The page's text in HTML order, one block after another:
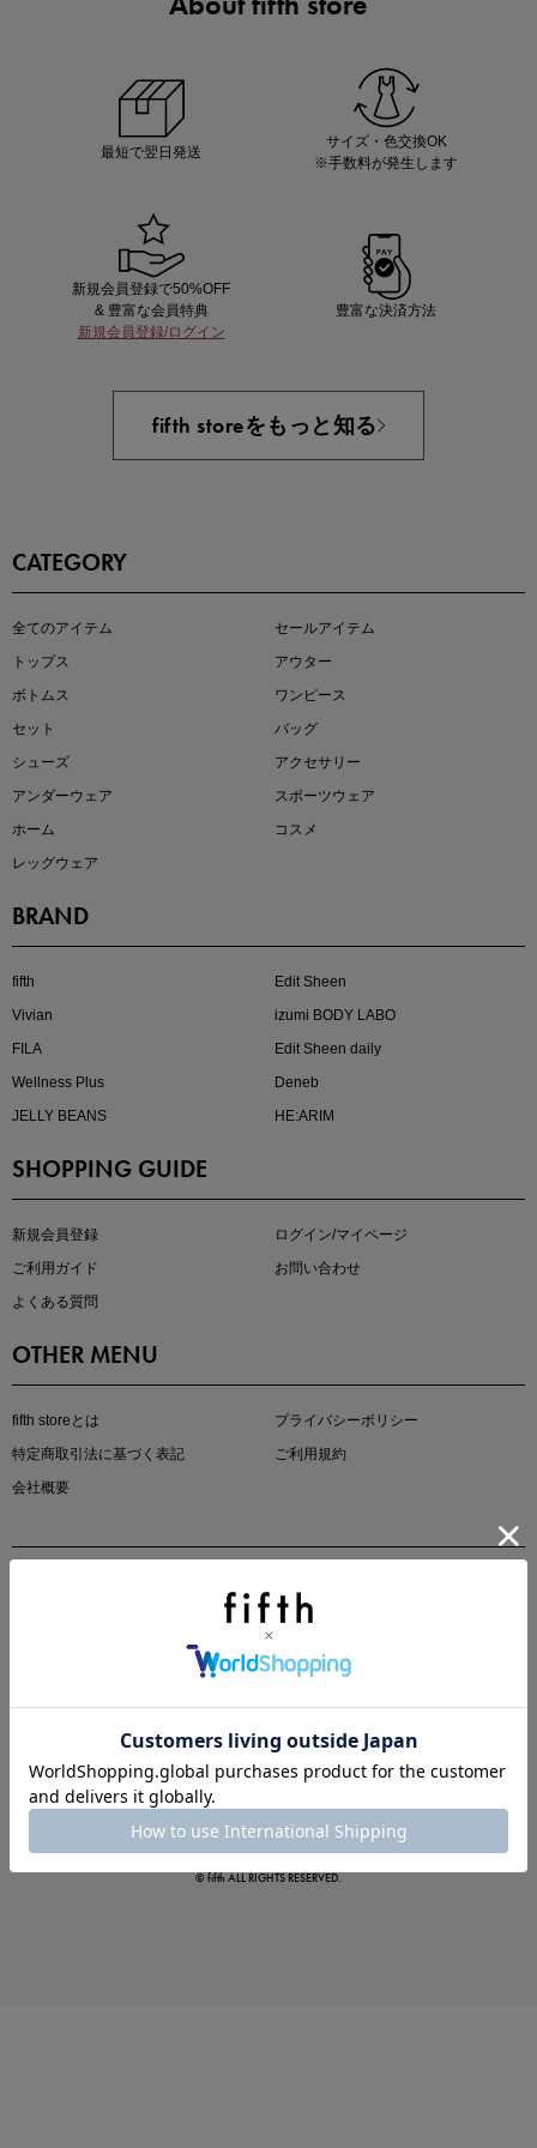
即戦力アイテム続々対象
注目の新作が販売開始
kokoさんセレクト
今季の注目アイテムをご紹介
この夏の主役確定！
真夏のオフィスカジュアル
最短で翌日発送
サイズ・色交換OK
※手数料が発生します
新規会員登録で50%OFF
& 豊富な会員特典
新規会員登録/ログイン
豊富な決済方法
fifth storeをもっと知る
CATEGORY
全てのアイテム
セールアイテム
トップス
アウター
ボトムス
ワンピース
セット
バッグ
シューズ
アクセサリー
アンダーウェア
スポーツウェア
ホーム
コスメ
レッグウェア
BRAND
fifth
Edit Sheen
Vivian
izumi BODY LABO
FILA
Edit Sheen daily
Wellness Plus
Deneb
JELLY BEANS
HE:ARIM
SHOPPING GUIDE
新規会員登録
ログイン/マイページ
ご利用ガイド
お問い合わせ
よくある質問
OTHER MENU
fifth storeとは
プライバシーポリシー
特定商取引法に基づく表記
ご利用規約
会社概要
© fifth ALL RIGHTS RESERVED.